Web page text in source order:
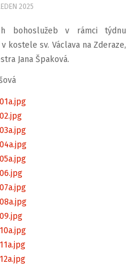
2025
bohoslužeb v rámci týdnu
kostele sv. Václava na Zderaze,
Jana Špaková.